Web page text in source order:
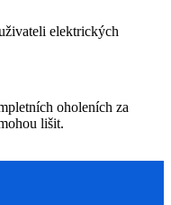
elektrických
oholeních za
lišit.